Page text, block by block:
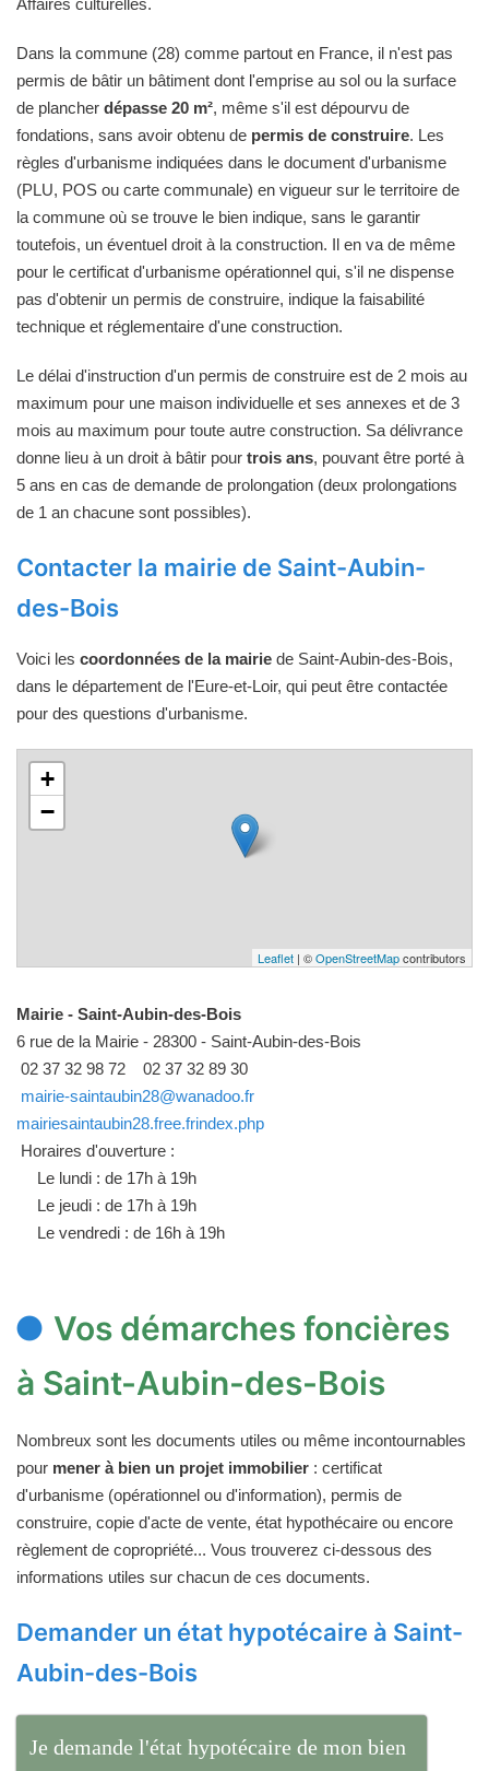
Dans la commune (28) comme partout en France, il n'est pas
permis de bâtir un bâtiment dont l'emprise au sol ou la surface
de plancher dépasse 20 m², même s'il est dépourvu de
fondations, sans avoir obtenu de permis de construire. Les
règles d'urbanisme indiquées dans le document d'urbanisme
(PLU, POS ou carte communale) en vigueur sur le territoire de
la commune où se trouve le bien indique, sans le garantir
toutefois, un éventuel droit à la construction. Il en va de même
pour le certificat d'urbanisme opérationnel qui, s'il ne dispense
pas d'obtenir un permis de construire, indique la faisabilité
technique et réglementaire d'une construction.
Le délai d'instruction d'un permis de construire est de 2 mois au
maximum pour une maison individuelle et ses annexes et de 3
mois au maximum pour toute autre construction. Sa délivrance
donne lieu à un droit à bâtir pour trois ans, pouvant être porté à
5 ans en cas de demande de prolongation (deux prolongations
de 1 an chacune sont possibles).
Contacter la mairie de Saint-Aubin-
des-Bois
Voici les coordonnées de la mairie de Saint-Aubin-des-Bois,
dans le département de l'Eure-et-Loir, qui peut être contactée
pour des questions d'urbanisme.
+
−
Leaflet | ©OpenStreetMapcontributors
Mairie - Saint-Aubin-des-Bois
6 rue de la Mairie - 28300 - Saint-Aubin-des-Bois
02 37 32 98 72
02 37 32 89 30
mairie-saintaubin28@wanadoo.fr
mairiesaintaubin28.free.frindex.php
Horaires d'ouverture :
Le lundi : de 17h à 19h
Le jeudi : de 17h à 19h
Le vendredi : de 16h à 19h
Vos démarches foncières
à Saint-Aubin-des-Bois
Nombreux sont les documents utiles ou même incontournables
pour mener à bien un projet immobilier : certificat
d'urbanisme (opérationnel ou d'information), permis de
construire, copie d'acte de vente, état hypothécaire ou encore
règlement de copropriété... Vous trouverez ci-dessous des
informations utiles sur chacun de ces documents.
Demander un état hypotécaire à Saint-
Aubin-des-Bois
Je demande l'état hypotécaire de mon bien